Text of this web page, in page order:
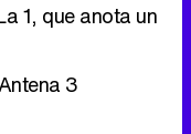
1, que anota un
3